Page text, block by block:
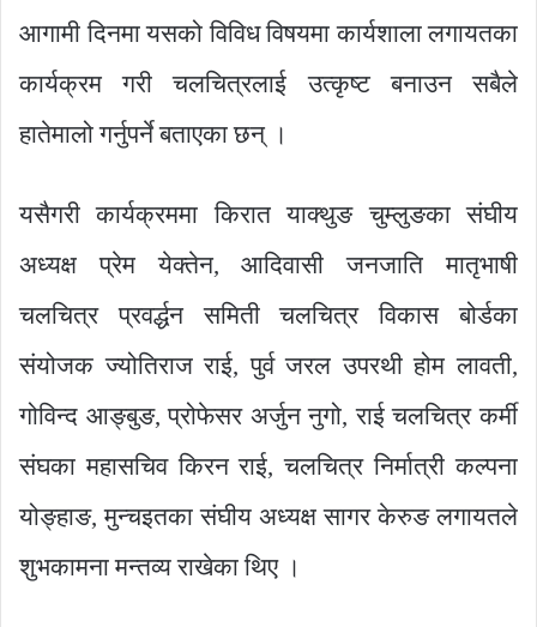
आगामी दिनमा यसको विविध विषयमा कार्यशाला लगायतका
कार्यक्रम गरी चलचित्रलाई उत्कृष्ट बनाउन सबैले
हातेमालो गर्नुपर्ने बताएका छन् ।
यसैगरी कार्यक्रममा किरात याक्थुङ चुम्लुङका संघीय
अध्यक्ष प्रेम येक्तेन, आदिवासी जनजाति मातृभाषी
चलचित्र प्रवर्द्धन समिती चलचित्र विकास बोर्डका
संयोजक ज्योतिराज राई, पुर्व जरल उपरथी होम लावती,
गोविन्द आङ्बुङ, प्रोफेसर अर्जुन नुगो, राई चलचित्र कर्मी
संघका महासचिव किरन राई, चलचित्र निर्मात्री कल्पना
योङ्हाङ, मुन्चइतका संघीय अध्यक्ष सागर केरुङ लगायतले
शुभकामना मन्तव्य राखेका थिए ।